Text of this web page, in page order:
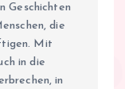
Geschichten
die
Mit
in die
in